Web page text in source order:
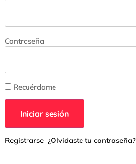
Contraseña
Recuérdame
Registrarse ¿Olvidaste tu contraseña?